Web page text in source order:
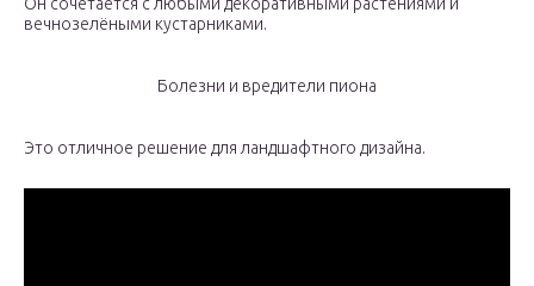
вечнозелёными кустарниками.
Болезни и вредители пиона
Это отличное решение для ландшафтного дизайна.